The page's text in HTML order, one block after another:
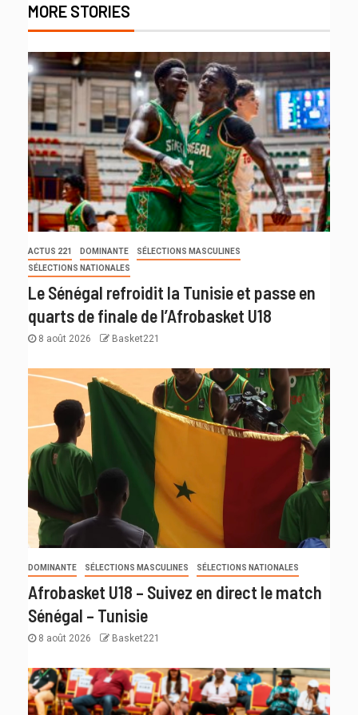
MORE STORIES
ACTUS 221 DOMINANTE
SÉLECTIONS MASCULINES
SÉLECTIONS NATIONALES
Le Sénégal refroidit la Tunisie et passe en
quarts de finale de l’Afrobasket U18
8 août 2026 Basket221
DOMINANTE SÉLECTIONS MASCULINES SÉLECTIONS NATIONALES
Afrobasket U18 – Suivez en direct le match
Sénégal – Tunisie
8 août 2026 Basket221